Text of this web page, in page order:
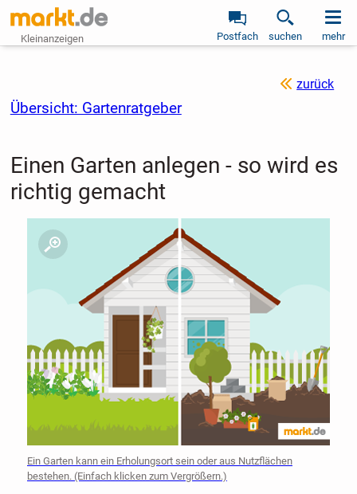
Kleinanzeigen Postfach suchen mehr
zurück
Übersicht: Gartenratgeber
Einen Garten anlegen - so wird es
richtig gemacht
Ein Garten kann ein Erholungsort sein oder aus Nutzflächen
bestehen. (Einfach klicken zum Vergrößern.)